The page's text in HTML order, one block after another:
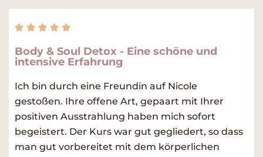
    Rated
out
5
Body & Soul Detox - Eine schöne und
intensive Erfahrung
Ich bin durch eine Freundin auf Nicole
gestoßen. Ihre offene Art, gepaart mit Ihrer
positiven Ausstrahlung haben mich sofort
begeistert. Der Kurs war gut gegliedert, so dass
man gut vorbereitet mit dem körperlichen